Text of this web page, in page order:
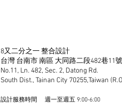
8又二分之一 整合設計
台灣 台南市 南區 大同路二
No.11, Ln. 482, Sec. 2,
South Dist., Tainan City
設計服務時間 週一至週五 9:00-6:00​